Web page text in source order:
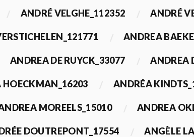
ANDRÉ VELGHE_112352 ANDRÉ
ANDREA
ANDREA DE RUYCK_33077 ANDREA
HOECKMAN_16203 ANDRÉA
MOREELS_15010 ANDREA
DOUTREPONT_17554 ANGÈLE